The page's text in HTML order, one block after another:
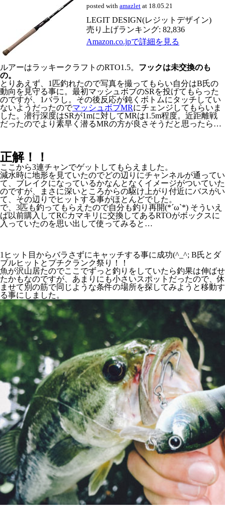
posted with amazlet at 18.05.21
LEGIT DESIGN(レジットデザイン)
売り上げランキング: 82,836
Amazon.co.jpで詳細を見る
ルアーはラッキークラフトのRTO1.5。 フックは未交換のも
の。
とりあえず、1匹釣れたので写真を撮ってもらい自分はB氏の
動向を見守る事に。最初マッシュボブのSRを投げてもらった
のですが、1バラし。その後反応が鈍くボトムにタッチしてい
ないようだったのでマッシュボブMRにチェンジしてもらいま
した。潜行深度はSRが1mに対してMRは1.5m程度。近距離戦
だったのでより素早く潜るMRの方が良さそうだと思ったら…
正解！！
ここから3連チャンでゲットしてもらえました。
減水時に地形を見ていたのでどの辺りにチャンネルが通ってい
て、ブレイクになっているかなんとなくイメージがついていた
のですが、まさに深いところからの駆け上がり付近にバスがい
て、その辺りでヒットする事がほとんどでした。
で、3匹も釣ってもらえたので自分も釣り再開(*´ω`*) そういえ
ば以前購入してRCカマキリに交換してあるRTOがボックスに
入っていたのを思い出して使ってみると…
1ヒット目からバラさずにキャッチする事に成功(^_^; B氏とダ
ブルヒットとプチクランク祭り！！
魚が沢山居たのでここでずっと釣りをしていたら釣果は伸ばせ
たかもなのですが、あまりにも小さいスポットだったので、休
ませて別の筋で同じような条件の場所を探してみようと移動す
る事にしました。